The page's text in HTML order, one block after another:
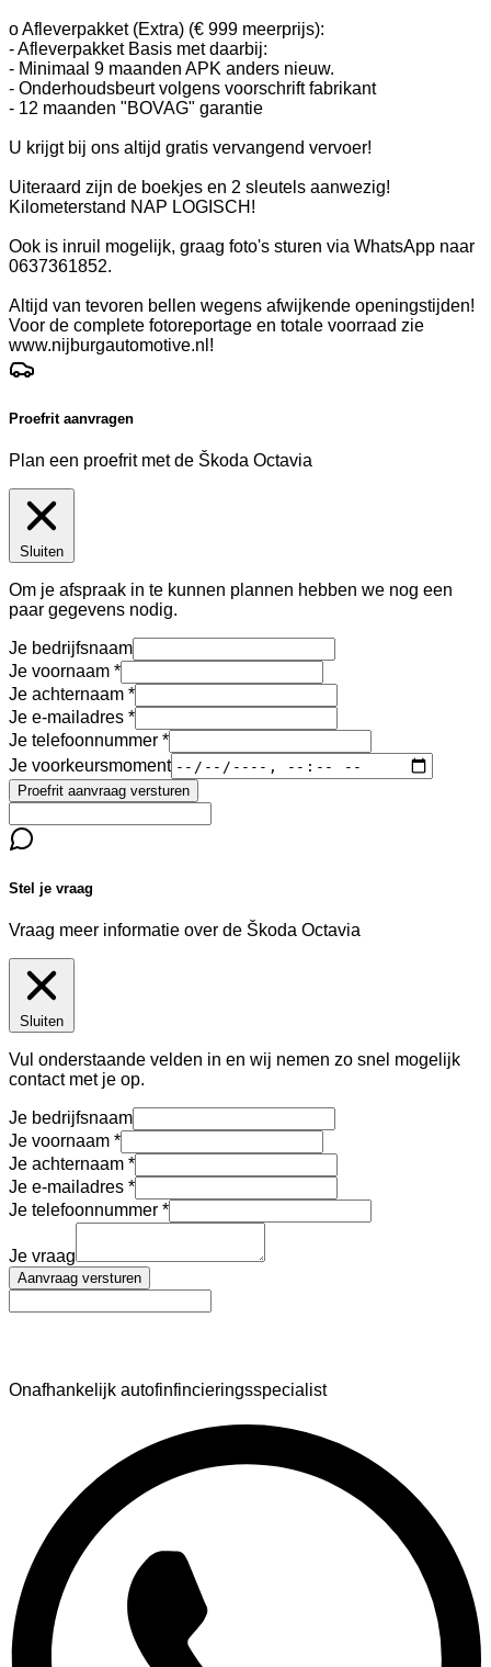
o Afleverpakket (Extra) (€ 999 meerprijs):
- Afleverpakket Basis met daarbij:
- Minimaal 9 maanden APK anders nieuw.
- Onderhoudsbeurt volgens voorschrift fabrikant
- 12 maanden "BOVAG" garantie
U krijgt bij ons altijd gratis vervangend vervoer!
Uiteraard zijn de boekjes en 2 sleutels aanwezig!
Kilometerstand NAP LOGISCH!
Ook is inruil mogelijk, graag foto's sturen via WhatsApp naar
0637361852.
Altijd van tevoren bellen wegens afwijkende openingstijden!
Voor de complete fotoreportage en totale voorraad zie
www.nijburgautomotive.nl!
Proefrit aanvragen
Plan een proefrit met de Škoda Octavia
Sluiten
Om je afspraak in te kunnen plannen hebben we nog een
paar gegevens nodig.
Je bedrijfsnaam
Je voornaam
Je achternaam
Je e-mailadres
Je telefoonnummer
Je voorkeursmoment
Proefrit aanvraag versturen
Stel je vraag
Vraag meer informatie over de Škoda Octavia
Sluiten
Vul onderstaande velden in en wij nemen zo snel mogelijk
contact met je op.
Je bedrijfsnaam
Je voornaam
Je achternaam
Je e-mailadres
Je telefoonnummer
Je vraag
Aanvraag versturen
Onafhankelijk autofinfincieringsspecialist